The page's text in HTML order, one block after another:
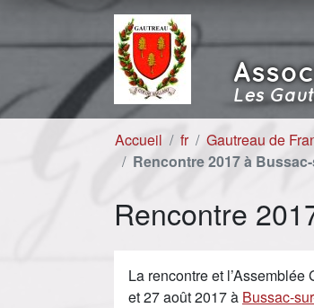
Aller au contenu
Aller à la navigation
Les
Accueil fr Gautreau de
Rencontre 2017 à
Rencontre
La rencontre et
et 27 août 2017 à Bussac-